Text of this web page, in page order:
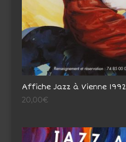
Affiche Jazz à Vienne 1992
20,00€